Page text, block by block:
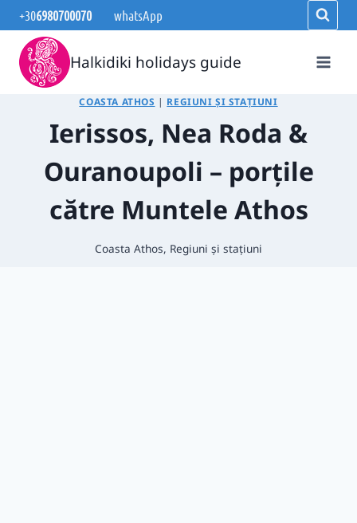
Skip
to
content
+306980700070 whatsApp
Halkidiki holidays guide
COASTA ATHOS | REGIUNI ȘI STAȚIUNI
Ierissos, Nea Roda &
Ouranoupoli – porțile
către Muntele Athos
Coasta Athos, Regiuni și stațiuni